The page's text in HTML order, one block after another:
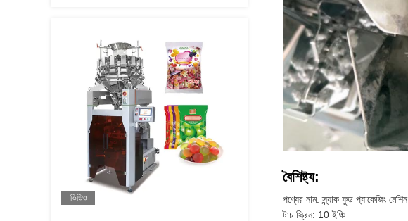
ভিডিও
বৈশিষ্ট্য:
পণ্যের নাম: স্ন্যাক ফুড প্যাকেজিং মেশিন
টাচ স্ক্রিন: 10 ইঞ্চি